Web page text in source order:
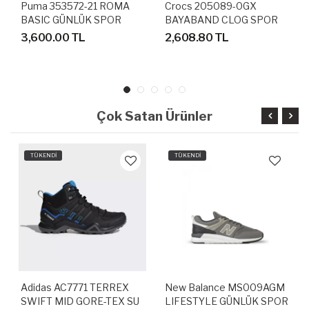
Puma 353572-21 ROMA
BASIC GÜNLÜK SPOR
AYAKKABI
3,600.00 TL
Crocs 205089-0GX
BAYABAND CLOG SPOR
TERLİK SANDALET
2,608.80 TL
Çok Satan Ürünler
TÜKENDİ
Adidas AC7771 TERREX
SWIFT MID GORE-TEX SU
TÜKENDİ
New Balance MS009AGM
LIFESTYLE GÜNLÜK SPOR